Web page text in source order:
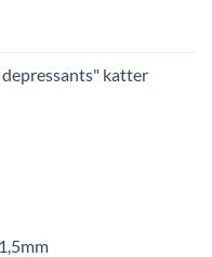
katter